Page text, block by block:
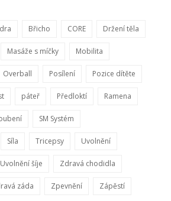
Břicho CORE Držení těla
Masáže s míčky Mobilita
Overball Posílení Pozice dítěte
páteř Předloktí Ramena
SM Systém
Síla Tricepsy Uvolnění
Uvolnění šíje Zdravá chodidla
záda Zpevnění Zápěstí